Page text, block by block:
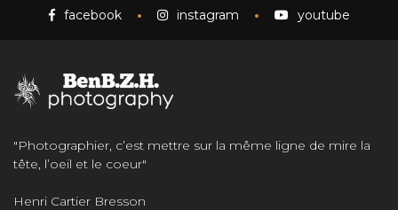
facebook instagram youtube
"Photographier, c’est mettre sur la même ligne de mire la
tête, l’oeil et le coeur"
Henri Cartier Bresson